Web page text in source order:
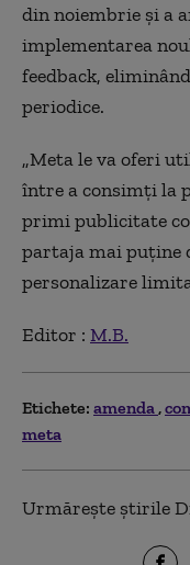
din noiembrie şi a
implementarea
feedback,
periodice.
„Meta le va oferi
între a consimţi la
primi publicitate
partaja mai puţine
personalizare
Editor : M.B.
Etichete: amenda
meta
Urmărește știrile